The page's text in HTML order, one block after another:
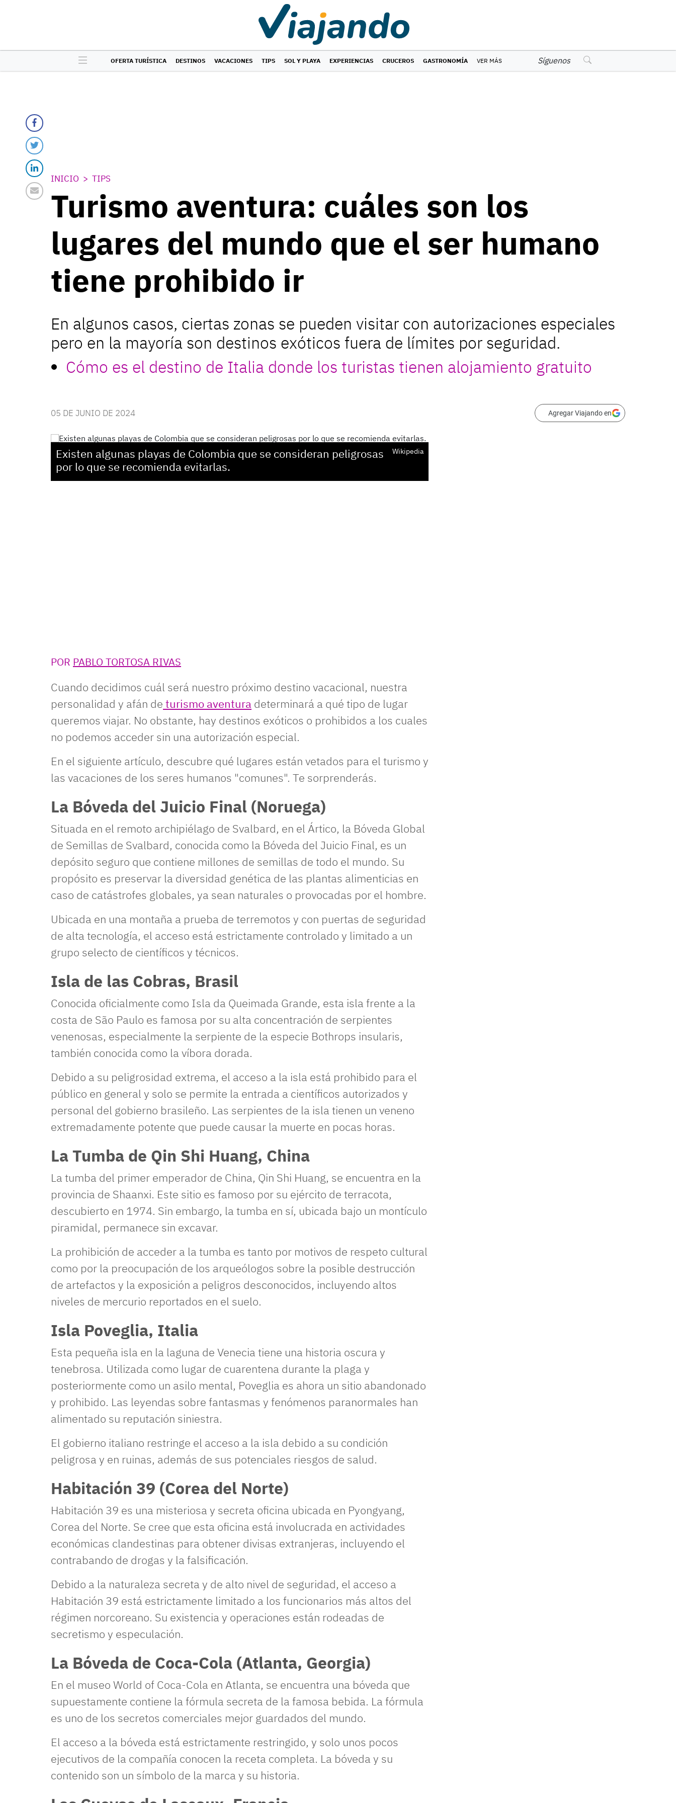
OFERTA TURÍSTICA DESTINOS VACACIONES TIPS SOL Y PLAYA EXPERIENCIAS CRUCEROS GASTRONOMÍA VER MÁS Síguenos
INICIO TIPS
Turismo aventura: cuáles son los
lugares del mundo que el ser humano
tiene prohibido ir
En algunos casos, ciertas zonas se pueden visitar con autorizaciones especiales
pero en la mayoría son destinos exóticos fuera de límites por seguridad.
Cómo es el destino de Italia donde los turistas tienen alojamiento gratuito
05 DE JUNIO DE 2024 Agregar Viajando en
Existen algunas playas de Colombia que se consideran peligrosas
por lo que se recomienda evitarlas.
Wikipedia
POR PABLO TORTOSA RIVAS
Cuando decidimos cuál será nuestro próximo destino vacacional, nuestra
personalidad y afán de turismo aventura determinará a qué tipo de lugar
queremos viajar. No obstante, hay destinos exóticos o prohibidos a los cuales
no podemos acceder sin una autorización especial.
En el siguiente artículo, descubre qué lugares están vetados para el turismo y
las vacaciones de los seres humanos "comunes". Te sorprenderás.
La Bóveda del Juicio Final (Noruega)
Situada en el remoto archipiélago de Svalbard, en el Ártico, la Bóveda Global
de Semillas de Svalbard, conocida como la Bóveda del Juicio Final, es un
depósito seguro que contiene millones de semillas de todo el mundo. Su
propósito es preservar la diversidad genética de las plantas alimenticias en
caso de catástrofes globales, ya sean naturales o provocadas por el hombre.
Ubicada en una montaña a prueba de terremotos y con puertas de seguridad
de alta tecnología, el acceso está estrictamente controlado y limitado a un
grupo selecto de científicos y técnicos.
Isla de las Cobras, Brasil
Conocida oficialmente como Isla da Queimada Grande, esta isla frente a la
costa de São Paulo es famosa por su alta concentración de serpientes
venenosas, especialmente la serpiente de la especie Bothrops insularis,
también conocida como la víbora dorada.
Debido a su peligrosidad extrema, el acceso a la isla está prohibido para el
público en general y solo se permite la entrada a científicos autorizados y
personal del gobierno brasileño. Las serpientes de la isla tienen un veneno
extremadamente potente que puede causar la muerte en pocas horas.
La Tumba de Qin Shi Huang, China
La tumba del primer emperador de China, Qin Shi Huang, se encuentra en la
provincia de Shaanxi. Este sitio es famoso por su ejército de terracota,
descubierto en 1974. Sin embargo, la tumba en sí, ubicada bajo un montículo
piramidal, permanece sin excavar.
La prohibición de acceder a la tumba es tanto por motivos de respeto cultural
como por la preocupación de los arqueólogos sobre la posible destrucción
de artefactos y la exposición a peligros desconocidos, incluyendo altos
niveles de mercurio reportados en el suelo.
Isla Poveglia, Italia
Esta pequeña isla en la laguna de Venecia tiene una historia oscura y
tenebrosa. Utilizada como lugar de cuarentena durante la plaga y
posteriormente como un asilo mental, Poveglia es ahora un sitio abandonado
y prohibido. Las leyendas sobre fantasmas y fenómenos paranormales han
alimentado su reputación siniestra.
El gobierno italiano restringe el acceso a la isla debido a su condición
peligrosa y en ruinas, además de sus potenciales riesgos de salud.
Habitación 39 (Corea del Norte)
Habitación 39 es una misteriosa y secreta oficina ubicada en Pyongyang,
Corea del Norte. Se cree que esta oficina está involucrada en actividades
económicas clandestinas para obtener divisas extranjeras, incluyendo el
contrabando de drogas y la falsificación.
Debido a la naturaleza secreta y de alto nivel de seguridad, el acceso a
Habitación 39 está estrictamente limitado a los funcionarios más altos del
régimen norcoreano. Su existencia y operaciones están rodeadas de
secretismo y especulación.
La Bóveda de Coca-Cola (Atlanta, Georgia)
En el museo World of Coca-Cola en Atlanta, se encuentra una bóveda que
supuestamente contiene la fórmula secreta de la famosa bebida. La fórmula
es uno de los secretos comerciales mejor guardados del mundo.
El acceso a la bóveda está estrictamente restringido, y solo unos pocos
ejecutivos de la compañía conocen la receta completa. La bóveda y su
contenido son un símbolo de la marca y su historia.